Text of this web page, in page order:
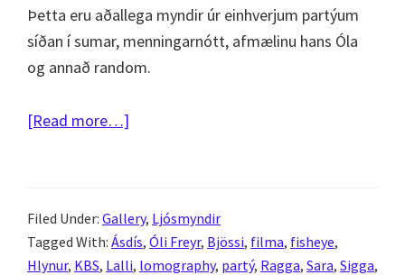
Þetta eru aðallega myndir úr einhverjum partýum
síðan í sumar, menningarnótt, afmælinu hans Óla
og annað random.
[Read more…]
Filed Under: Gallery, Ljósmyndir
Tagged With: Ásdís, Óli Freyr, Bjössi, filma, fisheye,
Hlynur, KBS, Lalli, lomography, partý, Ragga, Sara, Sigga,